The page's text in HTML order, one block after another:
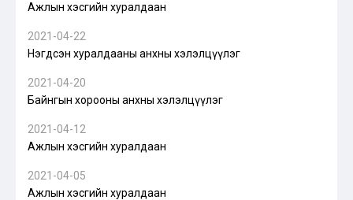
Ажлын хэсгийн хуралдаан
2021-04-22
Нэгдсэн хуралдааны анхны хэлэлцүүлэг
2021-04-20
Байнгын хорооны анхны хэлэлцүүлэг
2021-04-12
Ажлын хэсгийн хуралдаан
2021-04-05
Ажлын хэсгийн хуралдаан